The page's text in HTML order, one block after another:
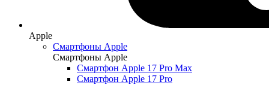
Apple
Смартфоны Apple
Смартфоны Apple
Смартфон Apple 17 Pro Max
Смартфон Apple 17 Pro